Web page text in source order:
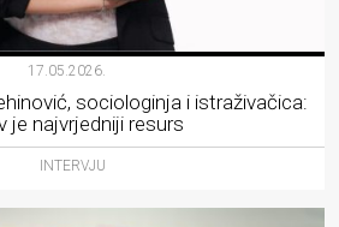
17.05.2026.
sociologinja i istraživačica:
je najvrjedniji resurs
INTERVJU